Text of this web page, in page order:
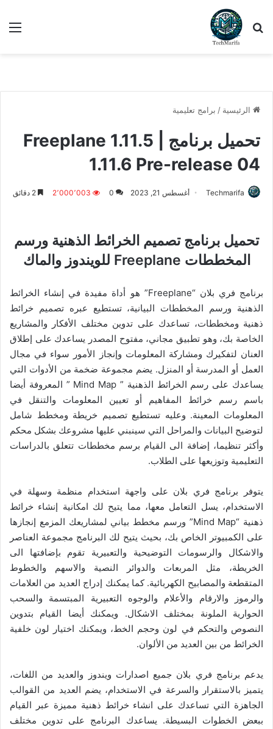
بحث عن
الرئيسية / برامج تعليمية
تحميل برنامج Freeplane 1.11.5 |
1.11.6 Pre-release 04
Techmarifa أغسطس 21, 2023 0 2٬000٬003
تحميل برنامج تصميم الخرائط الذهنية ورسم
المخططات Freeplane للويندوز والماك
برنامج فري بلان “Freeplane” هو أداة مفيدة في إنشاء الخرائط
الذهنية ورسم المخططات البيانية، تستطيع عبره تصميم خرائط
ذهنية ومخططات، تساعدك على تدوين مختلف الأفكار والمشاريع
الخاصة بك، وهو تطبيق مجاني، مفتوح المصدر يساعدك على إطلاق
العنان لتفكيرك ومشاركة المعلومات وإنجاز الأمور سواء في مجال
العمل أو المدرسة أو المنزل. يضم مجموعة ضخمة من الأدوات التي
يساعدك على رسم الخرائط الذهنية ” Mind Map ” المعروفة أيضا
باسم رسم خرائط المفاهيم أو تعيين المعلومات والتنقل في
المعلومات المعينة. وعليه تستطيع تصميم خريطة ومخطط شامل
لتوضيح البيانات والمراحل التي سينبني عليها مشروعك بشكل محكم
وأكثر تنظيما، إضافة الى القيام برسم مخططات تتعلق بالدراسات
التعليمية وتوزيعها على الطلاب.
يتوفر برنامج فري بلان على واجهة استخدام منظمة وسهلة في
الاستخدام، يسل التعامل معها، مما يتيح لك امكانية إنشاء خرائط
ذهنية “Mind Map” ورسم مخطط بياني لمشاريعك المزمع إنجازها
على الكمبيوتر الخاص بك، بحيث يتيح لك البرنامج مجموعة العناصر
والاشكال والرسومات التوضيحية والتعبيرية تقوم بإضافتها الى
الخريطة، مثل المربعات والدوائر النصية والاسهم والخطوط
المتقطعة والمصابيح الكهربائية. كما يمكنك إدراج العديد من العلامات
والرموز والارقام والأعلام والوجوه التعبيرية المبتسمة والسحب
الحوارية الملونة بمختلف الاشكال. ويمكنك أيضا القيام بتدوين
النصوص والتحكم في لون وحجم الخط، ويمكنك اختيار لون خلفية
الخرائط من بين العديد من الألوان.
يدعم برنامج فري بلان جميع اصدارات ويندوز والعديد من اللغات،
يتميز بالاستقرار والسرعة في الاستخدام، يضم العديد من القوالب
الجاهزة التي تساعدك على انشاء خرائط ذهنية مميزة عبر القيام
ببعض الخطوات البسيطة. يساعدك البرنامج على تدوين مختلف